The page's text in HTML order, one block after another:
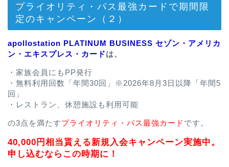
プライオリティ・パス最強カードで期間限
定のキャンペーン（２）
apollostation PLATINUM BUSINESS セゾン・アメリカ
ン・エキスプレス・カードは、
・家族会員にもPP発行
・無料利用回数「年間30回」※2026年8月3日以降「年間5
回」
・レストラン、休憩施設も利用可能
の3点を満たすプライオリティ・パス最強カード です。
40,000円相当貰える新規入会キャンペーン実施中。
申し込むならこの時期に！